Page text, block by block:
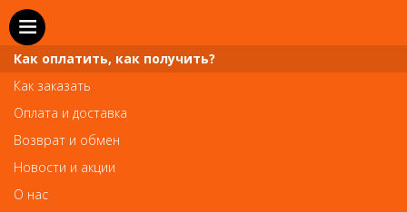
Как оплатить, как получить?
Как заказать
Оплата и доставка
Возврат и обмен
Новости и акции
О нас